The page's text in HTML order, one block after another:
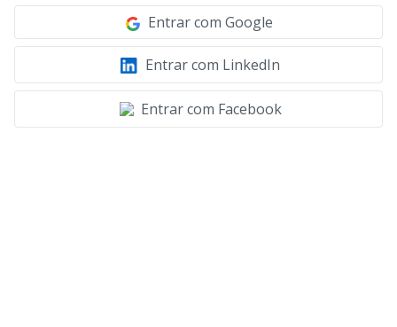
Entrar com Google
Entrar com LinkedIn
Entrar com Facebook